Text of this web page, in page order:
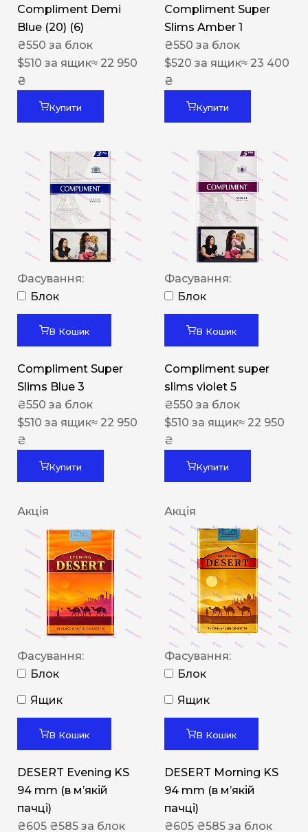
Compliment Demi
Blue (20) (6)
₴550 за блок
$510 за ящик≈ 22 950
₴
Купити
Compliment Super
Slims Amber 1
₴550 за блок
$520 за ящик≈ 23 400
₴
Купити
Фасування:
Блок
В Кошик
Compliment Super
Slims Blue 3
₴550 за блок
$510 за ящик≈ 22 950
₴
Купити
Фасування:
Блок
В Кошик
Compliment super
slims violet 5
₴550 за блок
$510 за ящик≈ 22 950
₴
Купити
Акція
Фасування:
Блок
Ящик
В Кошик
DESERT Evening KS
94 mm (в мʼякій
пачці)
₴605 ₴585 за блок
Акція
Фасування:
Блок
Ящик
В Кошик
DESERT Morning KS
94 mm (в мʼякій
пачці)
₴605 ₴585 за блок